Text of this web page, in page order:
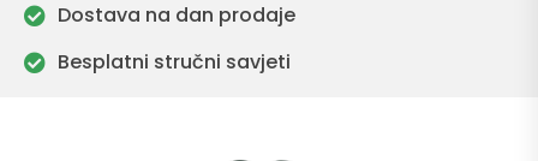
Dostava na dan prodaje
Besplatni stručni savjeti